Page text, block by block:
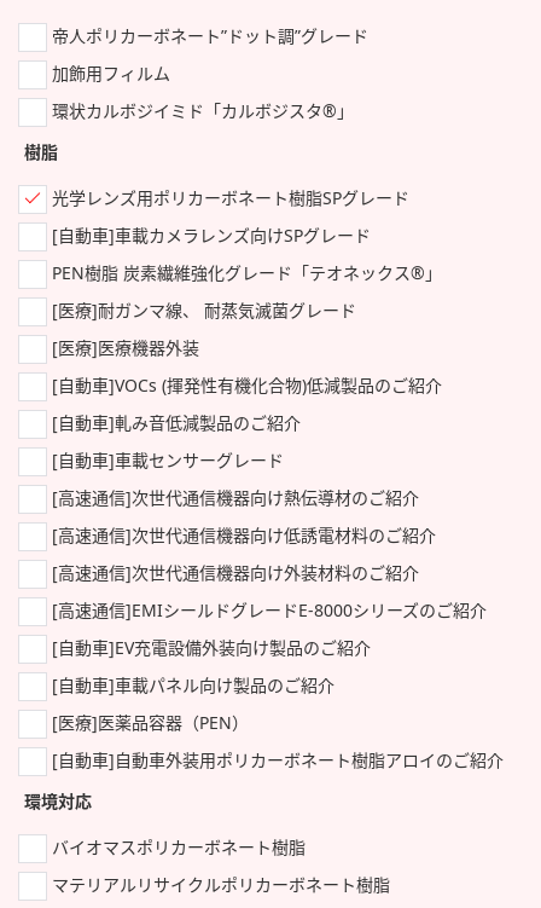
帝人ポリカーボネート”ドット調”グレード
加飾用フィルム
環状カルボジイミド「カルボジスタ®」
樹脂
光学レンズ用ポリカーボネート樹脂SPグレード
[自動車]車載カメラレンズ向けSPグレード
PEN樹脂 炭素繊維強化グレード「テオネックス®」
[医療]耐ガンマ線、 耐蒸気滅菌グレード
[医療]医療機器外装
[自動車]VOCs (揮発性有機化合物)低減製品のご紹介
[自動車]軋み音低減製品のご紹介
[自動車]車載センサーグレード
[高速通信]次世代通信機器向け熱伝導材のご紹介
[高速通信]次世代通信機器向け低誘電材料のご紹介
[高速通信]次世代通信機器向け外装材料のご紹介
[高速通信]EMIシールドグレードE-8000シリーズのご紹介
[自動車]EV充電設備外装向け製品のご紹介
[自動車]車載パネル向け製品のご紹介
[医療]医薬品容器（PEN）
[自動車]自動車外装用ポリカーボネート樹脂アロイのご紹介
環境対応
バイオマスポリカーボネート樹脂
マテリアルリサイクルポリカーボネート樹脂